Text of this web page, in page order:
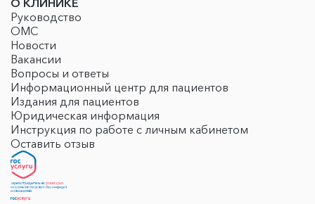
Руководство
ОМС
Новости
Вакансии
Вопросы и ответы
Информационный центр для пациентов
Издания для пациентов
Юридическая информация
Инструкция по работе с личным кабинетом
Оставить отзыв